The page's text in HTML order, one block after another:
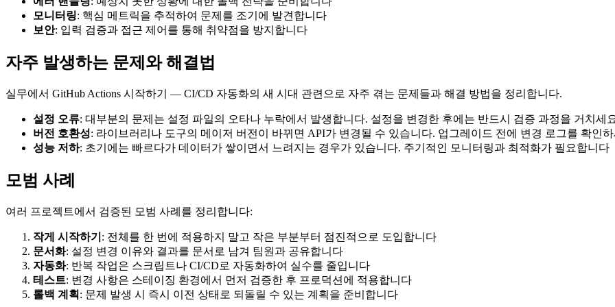
모니터링: 핵심 메트릭을 추적하여 문제를 조기에 발견합니다
보안: 입력 검증과 접근 제어를 통해 취약점을 방지합니다
자주 발생하는 문제와 해결법
실무에서 GitHub Actions 시작하기 — CI/CD 자동화의 새 시대 관련으로 자주 겪는 문제들과 해결 방법을 정리합니다.
설정 오류: 대부분의 문제는 설정 파일의 오타나 누락에서 발생합니다. 설정을 변경한 후에는 반드시 검증 과정을 거치세
버전 호환성: 라이브러리나 도구의 메이저 버전이 바뀌면 API가 변경될 수 있습니다. 업그레이드 전에 변경 로그를 확인하
성능 저하: 초기에는 빠르다가 데이터가 쌓이면서 느려지는 경우가 있습니다. 주기적인 모니터링과 최적화가 필요합니다
모범 사례
여러 프로젝트에서 검증된 모범 사례를 정리합니다:
작게 시작하기 : 전체를 한 번에 적용하지 말고 작은 부분부터 점진적으로 도입합니다
문서화: 설정 변경 이유와 결과를 문서로 남겨 팀원과 공유합니다
자동화: 반복 작업은 스크립트나 CI/CD로 자동화하여 실수를 줄입니다
테스트: 변경 사항은 스테이징 환경에서 먼저 검증한 후 프로덕션에 적용합니다
롤백 계획 : 문제 발생 시 즉시 이전 상태로 되돌릴 수 있는 계획을 준비합니다